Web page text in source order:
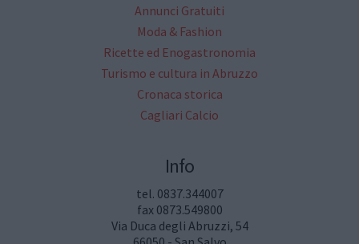
Annunci Gratuiti
Moda & Fashion
Ricette ed Enogastronomia
Turismo e cultura in Abruzzo
Cronaca storica
Cagliari Calcio
Info
tel. 0837.344007
fax 0873.549800
Via Duca degli Abruzzi, 54